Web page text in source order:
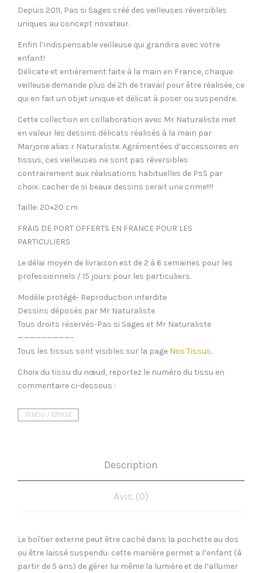
Depuis 2011, Pas si Sages créé des veilleuses réversibles
uniques au concept novateur.
Enfin l’indispensable veilleuse qui grandira avec votre
enfant!
Délicate et entièrement faite à la main en France, chaque
veilleuse demande plus de 2h de travail pour être réalisée, ce
qui en fait un objet unique et délicat à poser ou suspendre.
Cette collection en collaboration avec Mr Naturaliste met
en valeur les dessins délicats réalisés à la main par
Marjorie alias r Naturaliste. Agrémentées d’accessoires en
tissus, ces veilleuses ne sont pas réversibles
contrairement aux réalisations habituelles de PsS par
choix: cacher de si beaux dessins serait une crime!!!!
Taille: 20×20 cm
FRAIS DE PORT OFFERTS EN FRANCE POUR LES
PARTICULIERS
Le délai moyen de livraison est de 2 à 6 semaines pour les
professionnels / 15 jours pour les particuliers.
Modèle protégé- Reproduction interdite
Dessins déposés par Mr Naturaliste
Tous droits réservés-Pas si Sages et Mr Naturaliste
—————————–
Tous les tissus sont visibles sur la page Nos Tissus.
Choix du tissu du nœud, reportez le numéro du tissu en
commentaire ci-dessous :
VENDU / ÉPUISÉ
Description
Avis (0)
Le boîtier externe peut être caché dans la pochette au dos
ou être laissé suspendu: cette manière permet a l’enfant (à
partir de 5 ans) de gérer lui même la lumière et de l’allumer